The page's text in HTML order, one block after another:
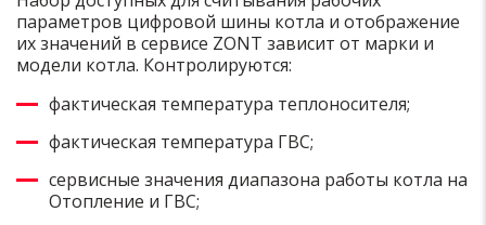
параметров цифровой шины котла и отображение
их значений в сервисе ZONT зависит от марки и
модели котла. Контролируются:
фактическая температура теплоносителя;
фактическая температура ГВС;
сервисные значения диапазона работы котла на
Отопление и ГВС;